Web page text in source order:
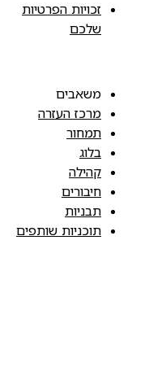
זכויות הפרטיות
שלכם
משאבים
מרכז העזרה
תמחור
בלוג
קהילה
חיבורים
תבניות
תוכניות שותפים